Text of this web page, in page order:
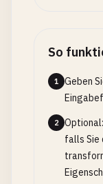
So
1
Geben
2
falls Sie